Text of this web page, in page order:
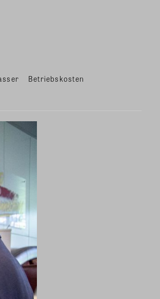
Betriebskosten